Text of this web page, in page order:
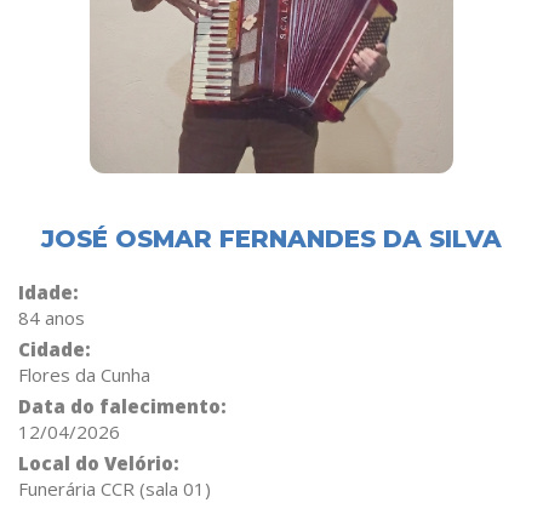
JOSÉ OSMAR FERNANDES DA SILVA
Idade:
84 anos
Cidade:
Flores da Cunha
Data do falecimento:
12/04/2026
Local do Velório:
Funerária CCR (sala 01)